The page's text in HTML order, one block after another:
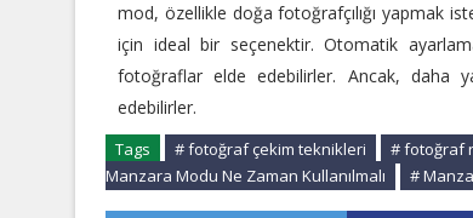
mod, özellikle doğa fotoğrafçılığı yapmak
için ideal bir seçenektir. Otomatik
fotoğraflar elde edebilirler. Ancak, daha
edebilirler.
Tags # fotoğraf çekim teknikleri # fotoğraf
Manzara Modu Ne Zaman Kullanılmalı
#